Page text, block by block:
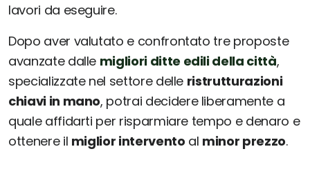
lavori da eseguire.
Dopo aver valutato e confrontato tre proposte
avanzate dalle migliori ditte edili della città,
specializzate nel settore delle ristrutturazioni
chiavi in mano, potrai decidere liberamente a
quale affidarti per risparmiare tempo e denaro e
ottenere il miglior intervento al minor prezzo.